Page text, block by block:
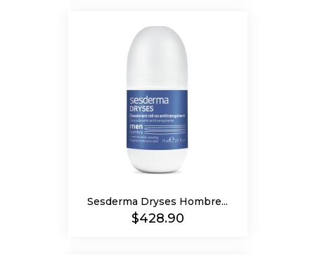
Sesderma Dryses Hombre...
Precio
$428.90